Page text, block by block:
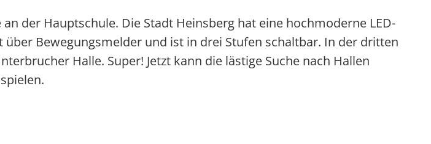
der Hauptschule. Die Stadt Heinsberg hat eine hochmoderne LED-
Bewegungsmelder und ist in drei Stufen schaltbar. In der dritten
Halle. Super! Jetzt kann die lästige Suche nach Hallen